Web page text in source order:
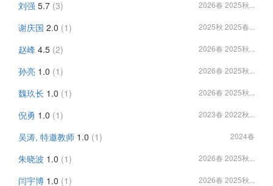
刘强 5.7 (3) 2026春 2025秋...
谢庆国 2.0 (1) 2025秋 2025春...
赵峰 4.5 (2) 2026春 2025秋...
孙亮 1.0 (1) 2026春 2025秋...
魏玖长 1.0 (1) 2026春 2025秋...
倪勇 1.0 (1) 2023春 2022秋...
吴涛, 特邀教师 1.0 (1) 2024春
朱晓波 1.0 (1) 2026春 2025秋...
闫宇博 1.0 (1) 2026春 2025秋...